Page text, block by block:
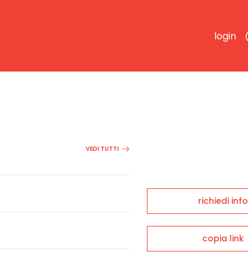
login
VEDI TUTTI
richiedi info
copia link